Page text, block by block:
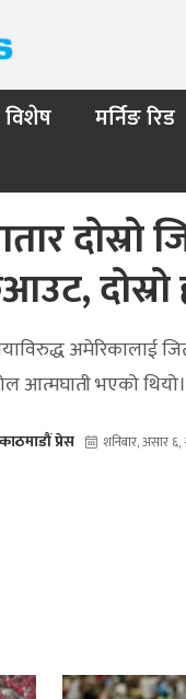
विशेष मर्निङ रिड
दोस्रो
दोस्रो
अमेरिकालाई
आत्मघाती भएको थियो।
काठमाडौं प्रेस शनिबार, असार